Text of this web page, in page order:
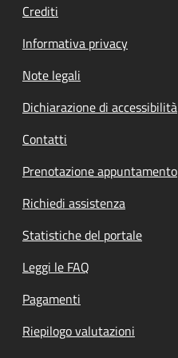
Crediti
Informativa privacy
Note legali
Dichiarazione di accessibilità
Contatti
Prenotazione appuntamento
Richiedi assistenza
Statistiche del portale
Leggi le FAQ
Pagamenti
Riepilogo valutazioni